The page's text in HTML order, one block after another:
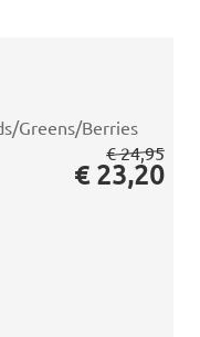
Greens/Berries
€ 24,95
€ 23,20